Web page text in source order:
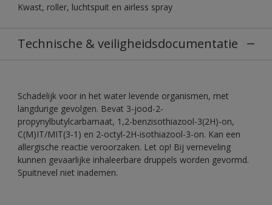
Kwast, roller, luchtspuit en airless spray
Technische & veiligheidsdocumentatie
Schadelijk voor in het water levende organismen, met
langdurige gevolgen. Bevat 3-jood-2-
propynylbutylcarbamaat, 1,2-benzisothiazool-3(2H)-on,
C(M)IT/MIT(3-1) en 2-octyl-2H-isothiazool-3-on. Kan een
allergische reactie veroorzaken. Let op! Bij verneveling
kunnen gevaarlijke inhaleerbare druppels worden gevormd.
Spuitnevel niet inademen.